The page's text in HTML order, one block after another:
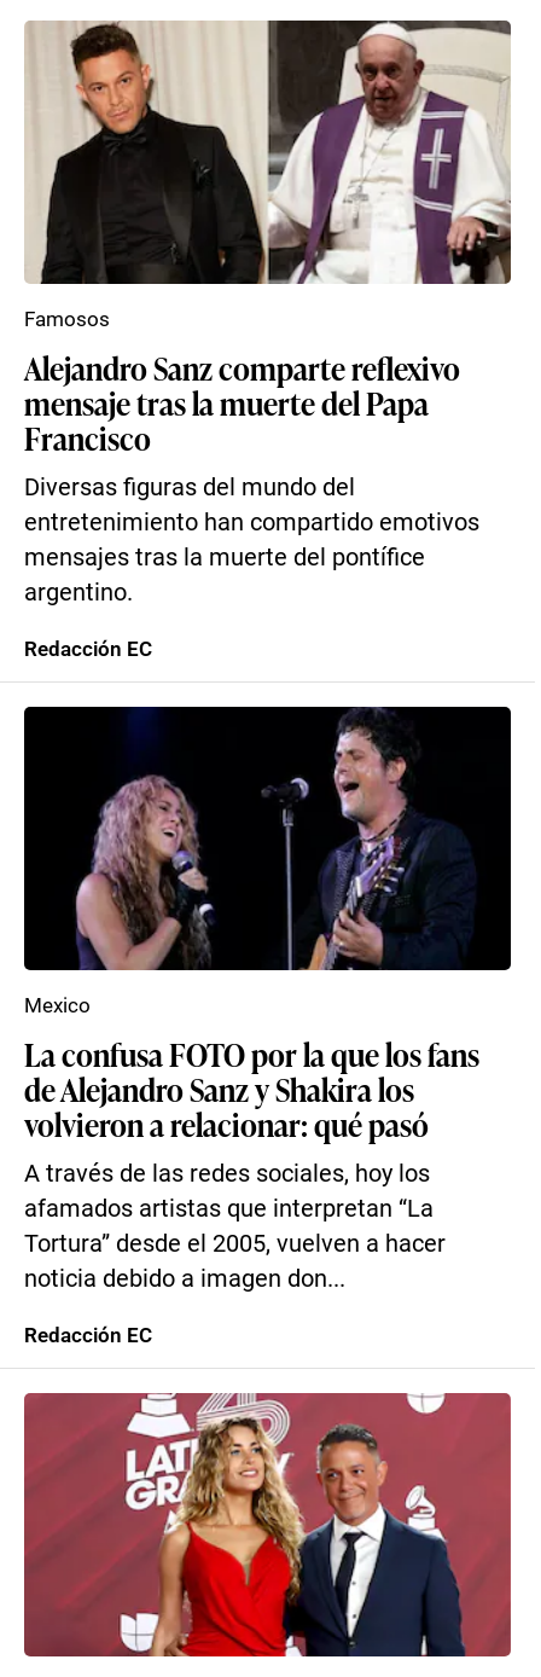
Alejandro Sanz comparte reflexivo
mensaje tras la muerte del Papa
Francisco
Diversas figuras del mundo del
entretenimiento han compartido emotivos
mensajes tras la muerte del pontífice
argentino.
Famosos
Redacción EC
La confusa FOTO por la que los fans
de Alejandro Sanz y Shakira los
volvieron a relacionar: qué pasó
A través de las redes sociales, hoy los
afamados artistas que interpretan “La
Tortura” desde el 2005, vuelven a hacer
noticia debido a imagen don...
Mexico
Redacción EC